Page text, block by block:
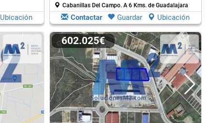
Ubicación
Cabanillas Del Campo. A 6 Kms. de Guadalajara
Contactar Guardar Ubicación
602.025€